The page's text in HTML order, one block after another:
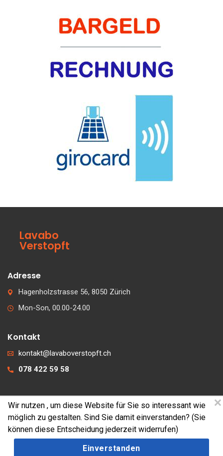
Lavabo
Verstopft
Adresse
Hagenholzstrasse 56, 8050 Zürich
Mon-Son, 00.00-24.00
Kontakt
kontakt@lavaboverstopft.ch
078 422 59 58
© 2026 lavaboverstopft.ch
Kontakt
Impressum
Cookies
Wir nutzen , um diese Website für Sie so interessant wie
möglich zu gestalten. Sind Sie damit einverstanden? (Sie
können diese Entscheidung jederzeit widerrufen)
Einverstanden